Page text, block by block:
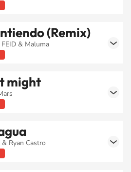
(Remix)
FEID & Maluma
might
& Ryan Castro